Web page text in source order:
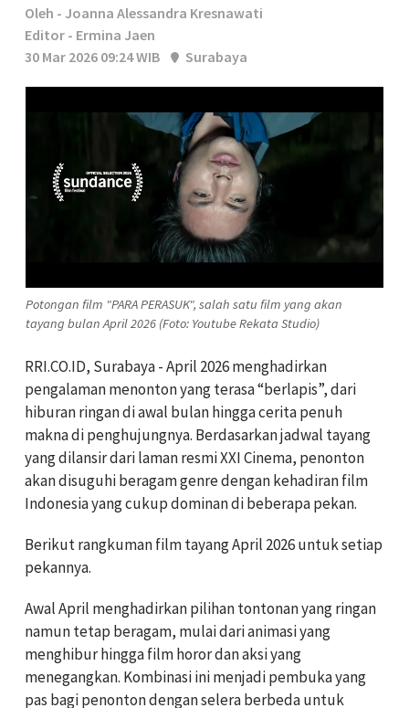
Oleh - Joanna Alessandra Kresnawati
Editor - Ermina Jaen
30 Mar 2026 09:24 WIB
Surabaya
Potongan film "PARA PERASUK", salah satu film yang akan
tayang bulan April 2026 (Foto: Youtube Rekata Studio)
RRI.CO.ID, Surabaya - April 2026 menghadirkan
pengalaman menonton yang terasa “berlapis”, dari
hiburan ringan di awal bulan hingga cerita penuh
makna di penghujungnya. Berdasarkan jadwal tayang
yang dilansir dari laman resmi XXI Cinema, penonton
akan disuguhi beragam genre dengan kehadiran film
Indonesia yang cukup dominan di beberapa pekan.
Berikut rangkuman film tayang April 2026 untuk setiap
pekannya.
Awal April menghadirkan pilihan tontonan yang ringan
namun tetap beragam, mulai dari animasi yang
menghibur hingga film horor dan aksi yang
menegangkan. Kombinasi ini menjadi pembuka yang
pas bagi penonton dengan selera berbeda untuk